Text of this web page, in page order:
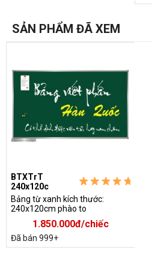
Khay bảng đựng phấn
- Giẻ lau bảng chuyên dụng ( 01 cái )
SẢN PHẨM ĐÃ XEM
BTXTrT
240x120c
Bảng từ xanh kích thước:
240x120cm phào to
1.850.000đ/chiếc
Đã bán 999+